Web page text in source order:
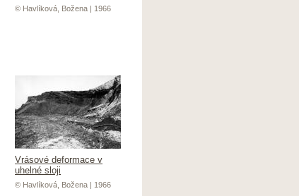
© Havlíková, Božena | 1966
Vrásové deformace v
uhelné sloji
© Havlíková, Božena | 1966